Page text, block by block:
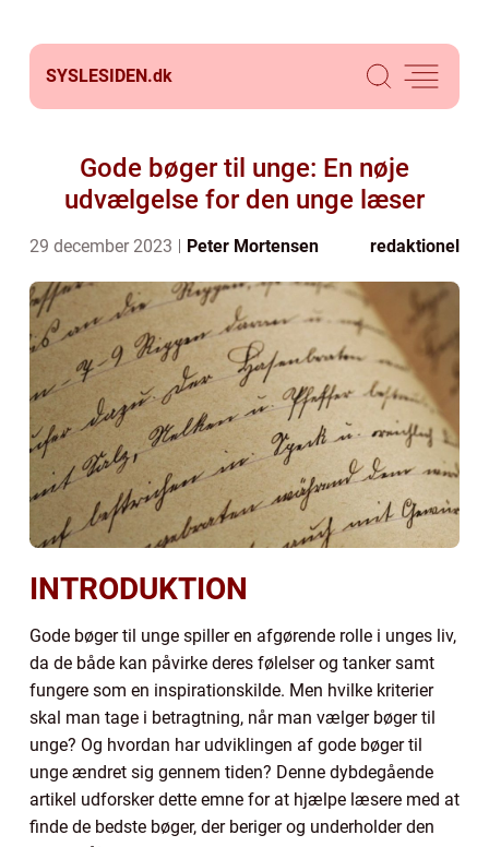
SYSLESIDEN.dk
Gode bøger til unge: En nøje
udvælgelse for den unge læser
29 december 2023 Peter Mortensen redaktionel
INTRODUKTION
Gode bøger til unge spiller en afgørende rolle i unges liv,
da de både kan påvirke deres følelser og tanker samt
fungere som en inspirationskilde. Men hvilke kriterier
skal man tage i betragtning, når man vælger bøger til
unge? Og hvordan har udviklingen af gode bøger til
unge ændret sig gennem tiden? Denne dybdegående
artikel udforsker dette emne for at hjælpe læsere med at
finde de bedste bøger, der beriger og underholder den